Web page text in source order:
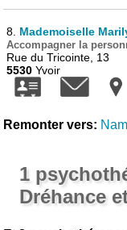
8. Mademoiselle
Accompagner la
Rue du Tricointe, 13
5530 Yvoir
Remonter vers:
1
Dréhance